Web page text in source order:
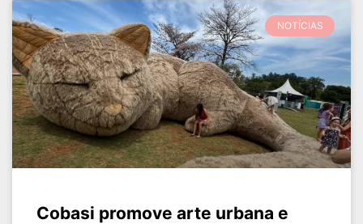
NOTÍCIAS
Cobasi promove arte urbana e